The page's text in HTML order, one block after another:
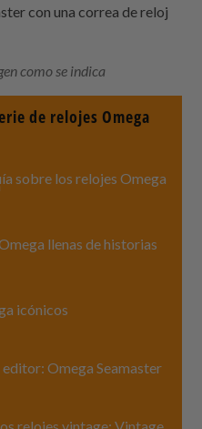
con una correa de reloj
como se indica
de relojes Omega
sobre los relojes Omega
llenas de historias
icónicos
editor: Omega Seamaster